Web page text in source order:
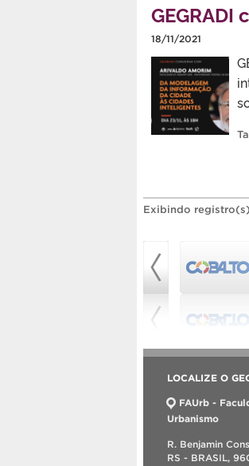
18/11/2021
Exibindo
LOCALIZE O
FAUrb -
Urbanismo
R. Benjamin
RS - BRASIL,